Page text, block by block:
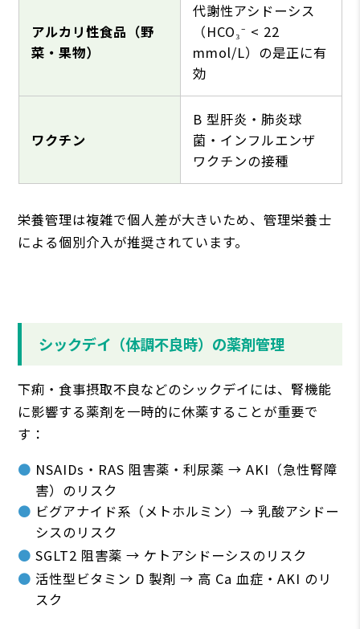
アルカリ性⾷品（野
菜・果物）
代謝性アシドーシス
（HCO₃⁻ < 22
mmol/L）の是正に有
効
ワクチン
B 型肝炎・肺炎球
菌・インフルエンザ
ワクチンの接種
栄養管理は複雑で個⼈差が⼤きいため、管理栄養⼠
による個別介⼊が推奨されています。
シックデイ（体調不良時）の薬剤管理
下痢・⾷事摂取不良などのシックデイには、腎機能
に影響する薬剤を⼀時的に休薬することが重要で
す：
NSAIDs・RAS 阻害薬・利尿薬 → AKI（急性腎障
害）のリスク
ビグアナイド系（メトホルミン）→ 乳酸アシドー
シスのリスク
SGLT2 阻害薬 → ケトアシドーシスのリスク
活性型ビタミン D 製剤 → ⾼ Ca ⾎症・AKI のリ
スク